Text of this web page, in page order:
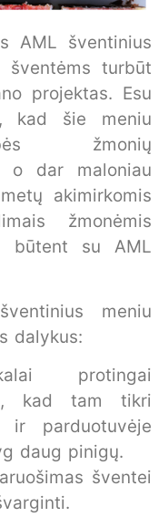
AML šventinius
šventėms turbūt
projektas. Esu
kad šie meniu
žmonių
o dar maloniau
akimirkomis
žmonėmis
būtent su AML
meniu
dalykus:
protingai
kad tam tikri
ir parduotuvėje
daug pinigų.
šventei